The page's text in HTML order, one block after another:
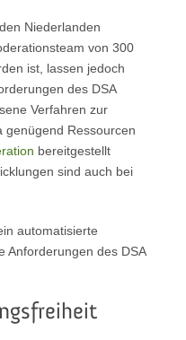
Niederlanden
von 300
ist, lassen jedoch
des DSA
Verfahren zur
genügend Ressourcen
bereitgestellt
sind auch bei
automatisierte
Anforderungen des DSA